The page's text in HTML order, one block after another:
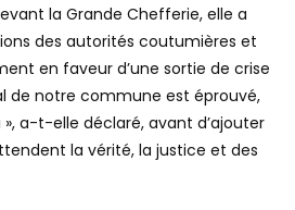
la Grande Chefferie, elle a
des autorités coutumières et
en faveur d’une sortie de crise
de notre commune est éprouvé,
», a-t-elle déclaré, avant d’ajouter
la vérité, la justice et des